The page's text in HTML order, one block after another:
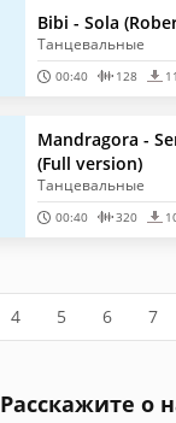
Bibi - Sola
Танцевальные
00:40 128
Mandragora -
(Full version)
Танцевальные
00:40 320
4 5 6 7
Расскажите о